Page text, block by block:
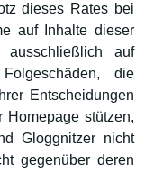
dieses Rates bei
auf Inhalte dieser
ausschließlich auf
die
Entscheidungen
Homepage stützen,
Gloggnitzer nicht
gegenüber deren